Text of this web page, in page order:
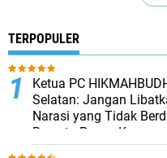
TERPOPULER
Ketua PC
Selatan: Jangan
Narasi yang Tidak
Bersatu Pasca Kongres